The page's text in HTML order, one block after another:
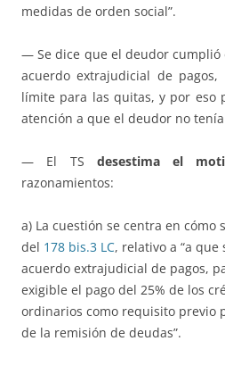
medidas de orden social”.
— Se dice que el deudor
acuerdo extrajudicial de
límite para las quitas, y por eso
atención a que el deudor no
— El TS desestima el
razonamientos:
a) La cuestión se centra en cómo
del 178 bis.3 LC, relativo a “a
acuerdo extrajudicial de pagos,
exigible el pago del 25% de los
ordinarios como requisito previo
de la remisión de deudas”.